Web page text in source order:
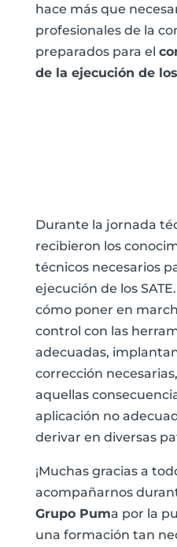
hace más que
profesionales de la
preparados para el
de la ejecución de los
Durante la jornada
recibieron los
técnicos necesarios
ejecución de los
cómo poner en
control con las
adecuadas,
corrección
aquellas
aplicación no
derivar en diversas
¡Muchas gracias a
acompañarnos
Grupo Puma por la
una formación tan